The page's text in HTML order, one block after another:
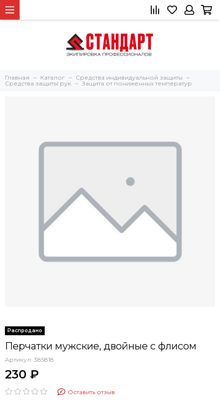
Главная Каталог
Средства индивидуальной защиты
Средства защиты рук
Защита от пониженных температур
Перчатки мужские, двойные с флисом
Артикул: 385818
230 ₽
Оставить отзыв